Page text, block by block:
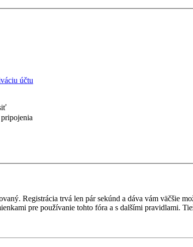
účtu
Registrácia trvá len pár sekúnd a dáva vám väčšie
pre používanie tohto fóra a s dalšími pravidlami.